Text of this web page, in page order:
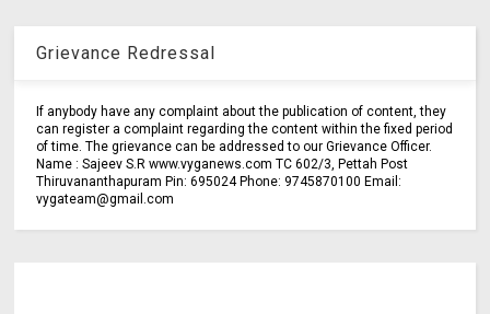
Grievance Redressal
If anybody have any complaint about the publication of content, they
can register a complaint regarding the content within the fixed period
of time. The grievance can be addressed to our Grievance Officer.
Name : Sajeev S.R www.vyganews.com TC 602/3, Pettah Post
Thiruvananthapuram Pin: 695024 Phone: 9745870100 Email:
vygateam@gmail.com